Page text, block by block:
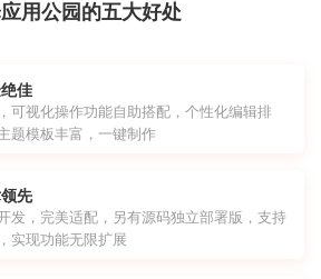
用公园的五大好处
佳
可视化操作功能自助搭配，个性化编辑排
题模板丰富，一键制作
先
发，完美适配，另有源码独立部署版，支持
实现功能无限扩展